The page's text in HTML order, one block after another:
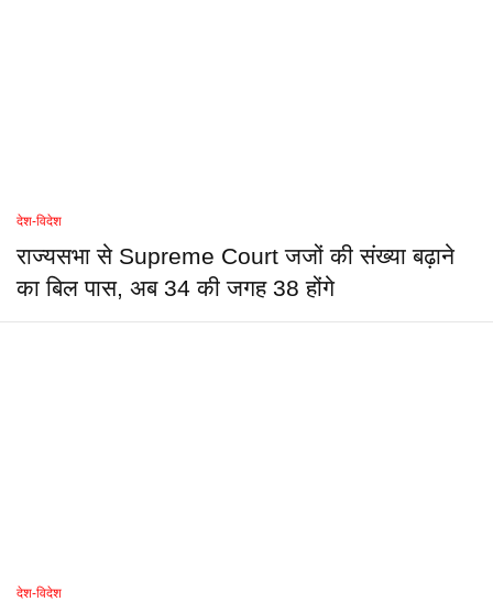
देश-विदेश
राज्यसभा से Supreme Court जजों की संख्या बढ़ाने
का बिल पास, अब 34 की जगह 38 होंगे
देश-विदेश